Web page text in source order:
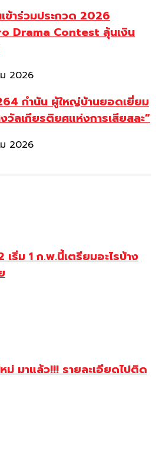
าร่วมประกวด 2026
Drama Contest ลุ้นเงิน
2026
กำนัน ผู้ใหญ่บ้านยอดเยี่ยม
วัลเกียรติยศแห่งการเสียสละ”
2026
ริ่ม 1 ก.พ.นี้เตรียมอะไรบ้าง
ม่ มาแล้ว!!! รายละเอียดไปติด